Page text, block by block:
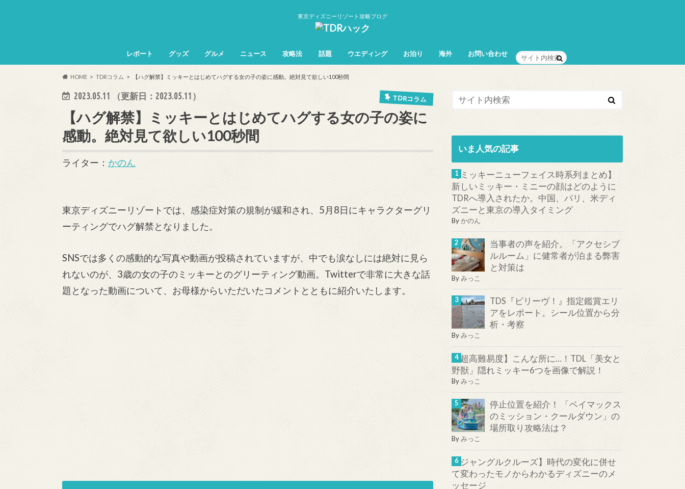
東京ディズニーリゾート攻略ブログ
レポート グッズ グルメ ニュース 攻略法 話題 ウエディング お泊り 海外 お問い合わせ
HOME TDRコラム 【ハグ解禁】ミッキーとはじめてハグする女の子の姿に感動。絶対見て欲しい100秒間
2023.05.11 （更新日： 2023.05.11 ） TDRコラム
【ハグ解禁】ミッキーとはじめてハグする女の子の姿に
感動。絶対見て欲しい100秒間
ライター： かのん
東京ディズニーリゾートでは、感染症対策の規制が緩和され、5月8日にキャラクターグリ
ーティングでハグ解禁となりました。
SNSでは多くの感動的な写真や動画が投稿されていますが、中でも涙なしには絶対に見ら
れないのが、3歳の女の子のミッキーとのグリーティング動画。Twitterで非常に大きな話
題となった動画について、お母様からいただいたコメントとともに紹介いたします。
いま人気の記事
【ミッキーニューフェイス時系列まとめ】
新しいミッキー・ミニーの顔はどのように
TDRへ導入されたか。中国、パリ、米ディ
ズニーと東京の導入タイミング
Byかのん
当事者の声を紹介。「アクセシブ
ルルーム」に健常者が泊まる弊害
と対策は
Byみっこ
TDS『ビリーヴ！』指定鑑賞エリ
アをレポート。シール位置から分
析・考察
Byみっこ
【超高難易度】こんな所に…！TDL「美女と
野獣」隠れミッキー6つを画像で解説！
Byみっこ
停止位置を紹介！ 「ベイマックス
のミッション・クールダウン」の
場所取り攻略法は？
Byみっこ
【ジャングルクルーズ】時代の変化に併せ
て変わったモノからわかるディズニーのメ
ッセージ